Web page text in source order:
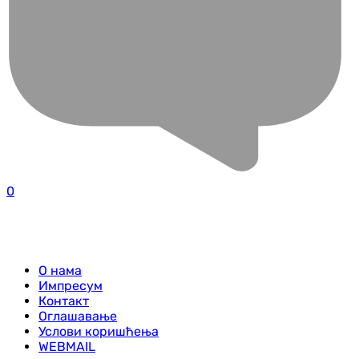
0
О нама
Импресум
Контакт
Оглашавање
Услови коришћења
WEBMAIL